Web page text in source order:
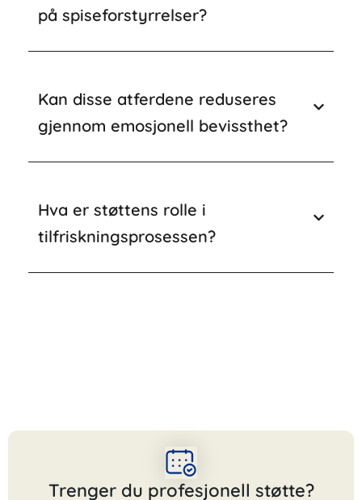
på spiseforstyrrelser?
Kan disse atferdene reduseres
gjennom emosjonell bevissthet?
Hva er støttens rolle i
tilfriskningsprosessen?
Trenger du profesjonell støtte?